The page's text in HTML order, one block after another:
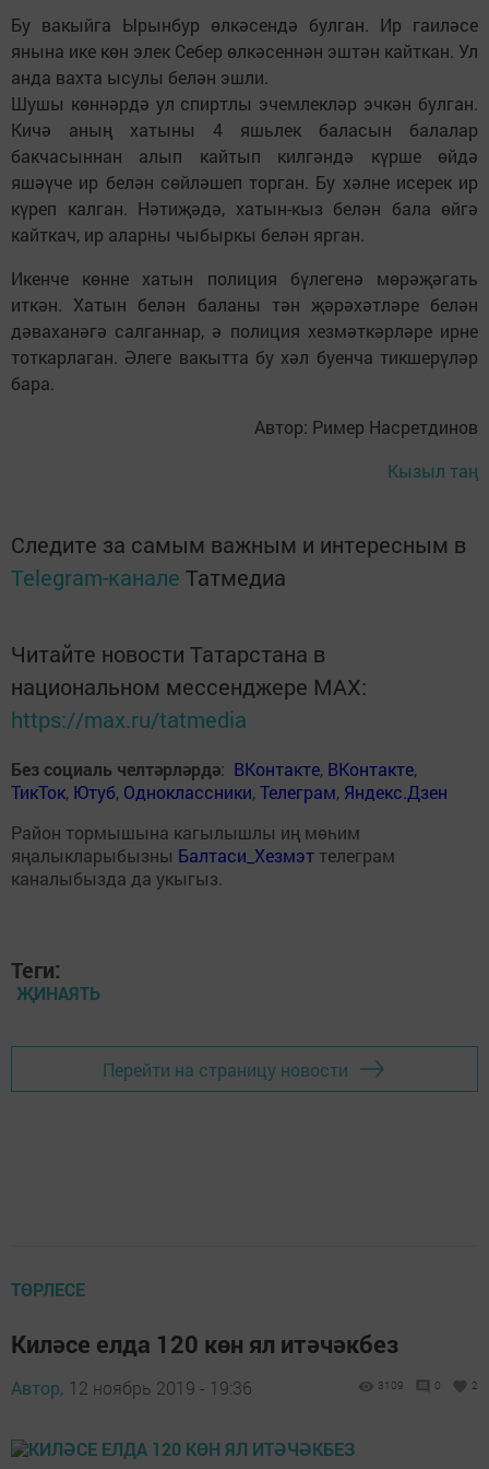
Бу вакыйга Ырынбур өлкәсендә булган. Ир гаиләсе
янына ике көн элек Себер өлкәсеннән эштән кайткан. Ул
анда вахта ысулы белән эшли.
Шушы көннәрдә ул спиртлы эчемлекләр эчкән булган.
Кичә аның хатыны 4 яшьлек баласын балалар
бакчасыннан алып кайтып килгәндә күрше өйдә
яшәүче ир белән сөйләшеп торган. Бу хәлне исерек ир
күреп калган. Нәтиҗәдә, хатын-кыз белән бала өйгә
кайткач, ир аларны чыбыркы белән ярган.
Икенче көнне хатын полиция бүлегенә мөрәҗәгать
иткән. Хатын белән баланы тән җәрәхәтләре белән
дәваханәгә салганнар, ә полиция хезмәткәрләре ирне
тоткарлаган. Әлеге вакытта бу хәл буенча тикшерүләр
бара.
Автор: Ример Насретдинов
Кызыл таң
Следите за самым важным и интересным в
Telegram-канале Татмедиа
Читайте новости Татарстана в
национальном мессенджере MАХ:
https://max.ru/tatmedia
Без социаль челтәрләрдә: ВКонтакте, ВКонтакте,
ТикТок, Ютуб, Одноклассники,Телеграм, Яндекс.Дзен
Район тормышына кагылышлы иң мөһим
яңалыкларыбызны Балтаси_Хезмэт телеграм
каналыбызда да укыгыз.
Теги:
ҖИНАЯТЬ
Перейти на страницу новости
ТӨРЛЕСЕ
Киләсе елда 120 көн ял итәчәкбез
Автор, 12 ноябрь 2019 - 19:36 3109 0 2